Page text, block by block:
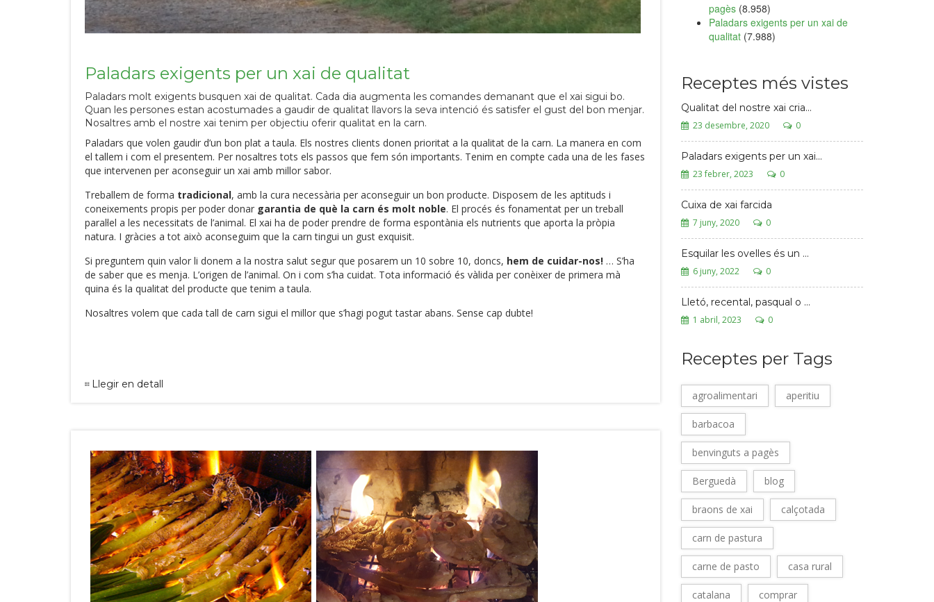
Paladars exigents per un xai de qualitat
Paladars molt exigents busquen xai de qualitat. Cada dia augmenta les comandes demanant que el xai sigui bo.
Quan les persones estan acostumades a gaudir de qualitat llavors la seva intenció és satisfer el gust del bon menjar.
Nosaltres amb el nostre xai tenim per objectiu oferir qualitat en la carn.
Paladars que volen gaudir d’un bon plat a taula. Els nostres clients donen prioritat a la qualitat de la carn. La manera en com
el tallem i com el presentem. Per nosaltres tots els passos que fem són importants. Tenim en compte cada una de les fases
que intervenen per aconseguir un xai amb millor sabor.
Treballem de forma tradicional, amb la cura necessària per aconseguir un bon producte. Disposem de les aptituds i
coneixements propis per poder donar garantia de què la carn és molt noble. El procés és fonamentat per un treball
paral·lel a les necessitats de l’animal. El xai ha de poder prendre de forma espontània els nutrients que aporta la pròpia
natura. I gràcies a tot això aconseguim que la carn tingui un gust exquisit.
Si preguntem quin valor li donem a la nostra salut segur que posarem un 10 sobre 10, doncs, hem de cuidar-nos! … S’ha
de saber que es menja. L’origen de l’animal. On i com s’ha cuidat. Tota informació és vàlida per conèixer de primera mà
quina és la qualitat del producte que tenim a taula.
Nosaltres volem que cada tall de carn sigui el millor que s’hagi pogut tastar abans. Sense cap dubte!
Llegir en detall
pagès (8.958)
Paladars exigents per un xai de
qualitat (7.988)
Receptes més vistes
Qualitat del nostre xai cria...
23 desembre, 2020 0
Paladars exigents per un xai...
23 febrer, 2023 0
Cuixa de xai farcida
7 juny, 2020 0
Esquilar les ovelles és un ...
6 juny, 2022 0
Lletó, recental, pasqual o ...
1 abril, 2023 0
Receptes per Tags
agroalimentari aperitiu
barbacoa
benvinguts a pagès
Berguedà blog
braons de xai calçotada
carn de pastura
carne de pasto casa rural
catalana comprar